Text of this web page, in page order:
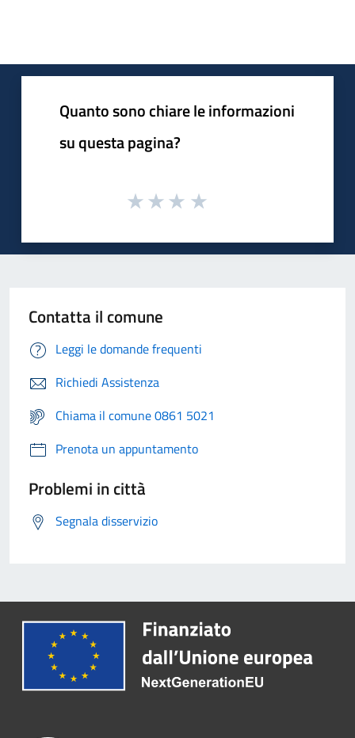
Quanto sono chiare le informazioni
su questa pagina?
Contatta il comune
Leggi le domande frequenti
Richiedi Assistenza
Chiama il comune 0861 5021
Prenota un appuntamento
Problemi in città
Segnala disservizio